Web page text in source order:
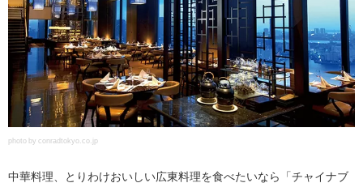
photo by conradtokyo.co.jp
中華料理、とりわけおいしい広東料理を食べたいなら「チャイナブ